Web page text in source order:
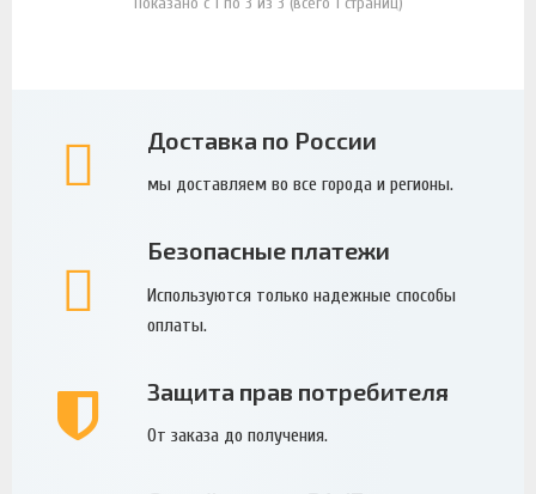
Доставка по России
мы доставляем во все города и регионы.
Безопасные платежи
Используются только надежные способы
оплаты.
Защита прав потребителя
От заказа до получения.